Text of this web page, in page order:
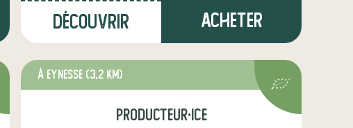
Découvrir Acheter
à Eynesse (3,2 km)
producteur·ice